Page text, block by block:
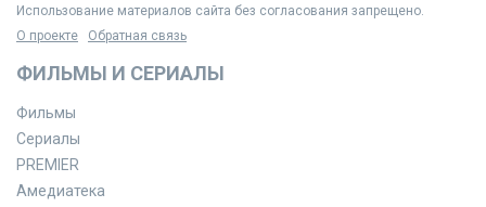
Использование материалов сайта без согласования запрещено.
О проекте
Обратная связь
ФИЛЬМЫ И СЕРИАЛЫ
Фильмы
Сериалы
PREMIER
Амедиатека